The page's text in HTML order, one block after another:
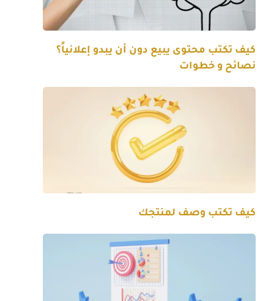
كيف تكتب محتوى يبيع دون أن يبدو إعلانياً؟
نصائح و خطوات
كيف تكتب وصف لمنتجك